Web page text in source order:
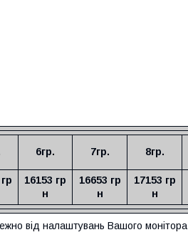
6гр. 7гр. 8гр.
гр
16153 гр
н
16653 гр
н
17153 гр
н
від налаштувань Вашого монітора